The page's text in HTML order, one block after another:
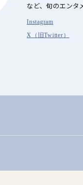
など、旬のエン
Instagram
X（旧Twitter）